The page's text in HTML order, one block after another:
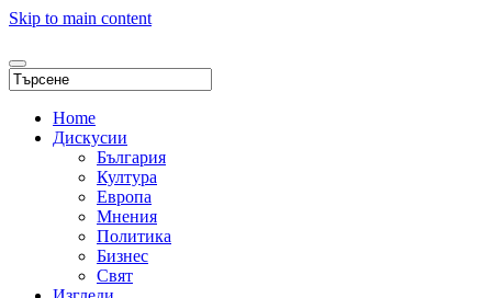
Skip to main content
Home
Дискусии
България
Култура
Европа
Мнения
Политика
Бизнес
Свят